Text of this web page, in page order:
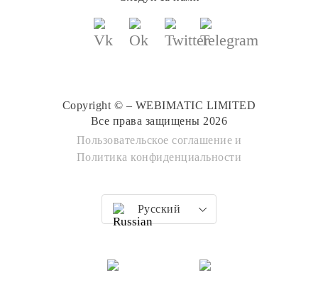
Copyright © – WEBIMATIC LIMITED
Все права защищены 2026
Пользовательское соглашение и
Политика конфиденциальности
Русский